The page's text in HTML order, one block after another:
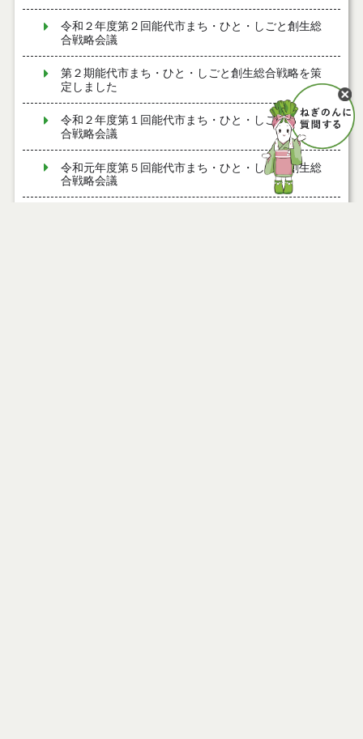
令和２年度第２回能代市まち・ひと・しごと創生総
合戦略会議
第２期能代市まち・ひと・しごと創生総合戦略を策
定しました
令和２年度第１回能代市まち・ひと・しごと創生総
合戦略会議
令和元年度第５回能代市まち・ひと・しごと創生総
合戦略会議